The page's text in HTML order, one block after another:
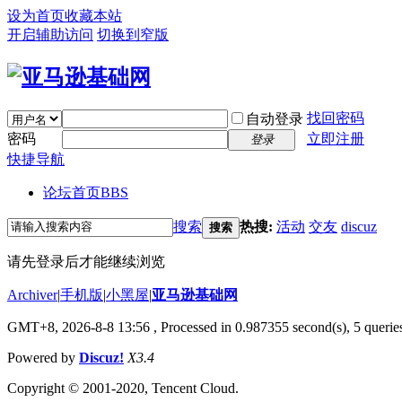
设为首页收藏本站
开启辅助访问 切换到窄版
自动登录 找回密码
密码
登录
立即注册
快捷导航
论坛首页BBS
搜索 搜索 热搜: 活动 交友 discuz
请先登录后才能继续浏览
Archiver|手机版|小黑屋|亚马逊基础网
GMT+8, 2026-8-8 13:56 , Processed in 0.987355 second(s), 5
Powered by Discuz! X3.4
Copyright © 2001-2020, Tencent Cloud.